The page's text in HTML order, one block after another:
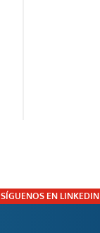
SÍGUENOS EN LINKEDIN